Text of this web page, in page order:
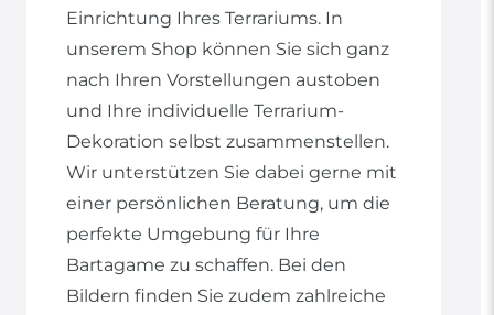
Einrichtung Ihres Terrariums. In
unserem Shop können Sie sich ganz
nach Ihren Vorstellungen austoben
und Ihre individuelle Terrarium-
Dekoration selbst zusammenstellen.
Wir unterstützen Sie dabei gerne mit
einer persönlichen Beratung, um die
perfekte Umgebung für Ihre
Bartagame zu schaffen. Bei den
Bildern finden Sie zudem zahlreiche